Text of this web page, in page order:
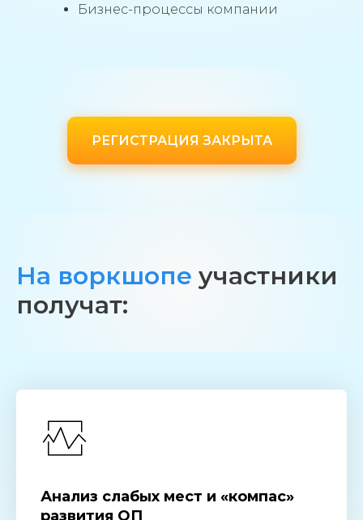
Бизнес-процессы компании
РЕГИСТРАЦИЯ ЗАКРЫТА
На воркшопе участники
получат:
Анализ слабых мест и «компас»
развития ОП